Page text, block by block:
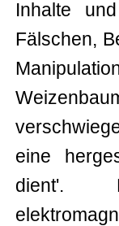
Inhalte
Fälschen,
eine
dient'.